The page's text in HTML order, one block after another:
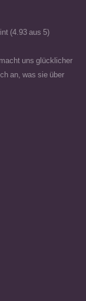
(4.93 aus 5)
uns glücklicher
an, was sie über